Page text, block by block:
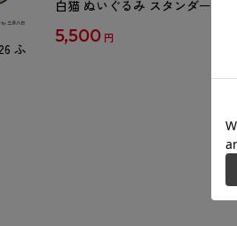
ふ
白猫 ぬいぐるみ スタンダード
5,500 円